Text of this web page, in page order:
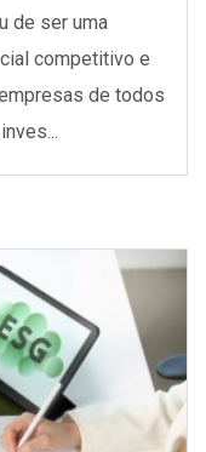
de ser uma
competitivo e
de todos